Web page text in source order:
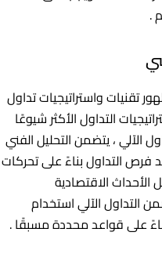
.
تقنيات واستراتيجيات تداول
التداول الأكثر شيوعًا
الآلي ، يتضمن التحليل الفني
فرص التداول بناءً على تحركات
الأحداث الاقتصادية
التداول الآلي استخدام
بناءً على قواعد محددة مسبقًا .